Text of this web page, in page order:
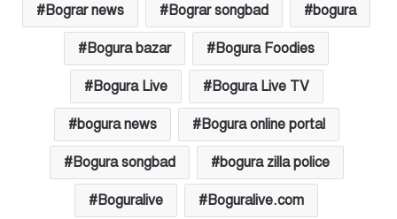
Bograr news Bograr songbad bogura
Bogura bazar Bogura Foodies
Bogura Live Bogura Live TV
bogura news Bogura online portal
Bogura songbad bogura zilla police
Boguralive Boguralive.com